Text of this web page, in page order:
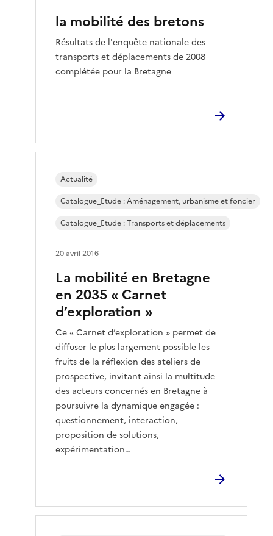
la mobilité des bretons
Résultats de l'enquête nationale des
transports et déplacements de 2008
complétée pour la Bretagne
La mobilité en Bretagne
en 2035 « Carnet
d’exploration »
Ce « Carnet d’exploration » permet de
diffuser le plus largement possible les
fruits de la réflexion des ateliers de
prospective, invitant ainsi la multitude
des acteurs concernés en Bretagne à
poursuivre la dynamique engagée :
questionnement, interaction,
proposition de solutions,
expérimentation…
Actualité
Catalogue_Etude : Aménagement, urbanisme et foncier
Catalogue_Etude : Transports et déplacements
20 avril 2016